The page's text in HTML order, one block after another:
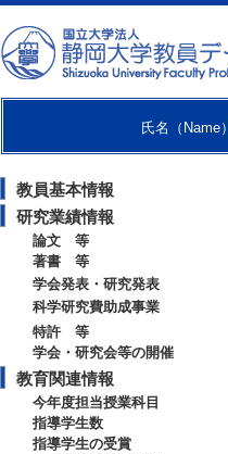
氏名（Name）
教員基本情報
研究業績情報
論文 等
著書 等
学会発表・研究発表
科学研究費助成事業
特許 等
学会・研究会等の開催
教育関連情報
今年度担当授業科目
指導学生数
指導学生の受賞